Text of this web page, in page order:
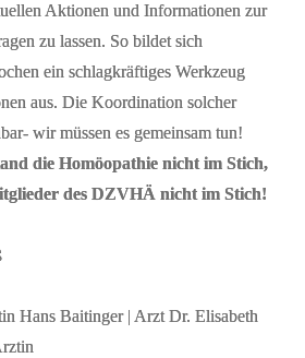
Aktionen und Informationen zur
zu lassen. So bildet sich
ein schlagkräftiges Werkzeug
aus. Die Koordination solcher
wir müssen es gemeinsam tun!
die Homöopathie nicht im Stich,
des DZVHÄ nicht im Stich!
Hans Baitinger | Arzt Dr. Elisabeth